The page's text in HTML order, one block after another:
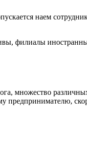
наем
филиалы
множество
предпринимателю,